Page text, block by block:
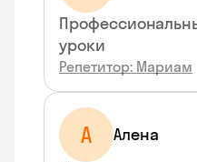
уроки
Репетитор: Мариам
А Алена